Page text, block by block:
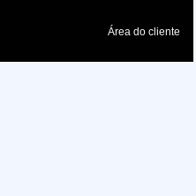
Área do cliente